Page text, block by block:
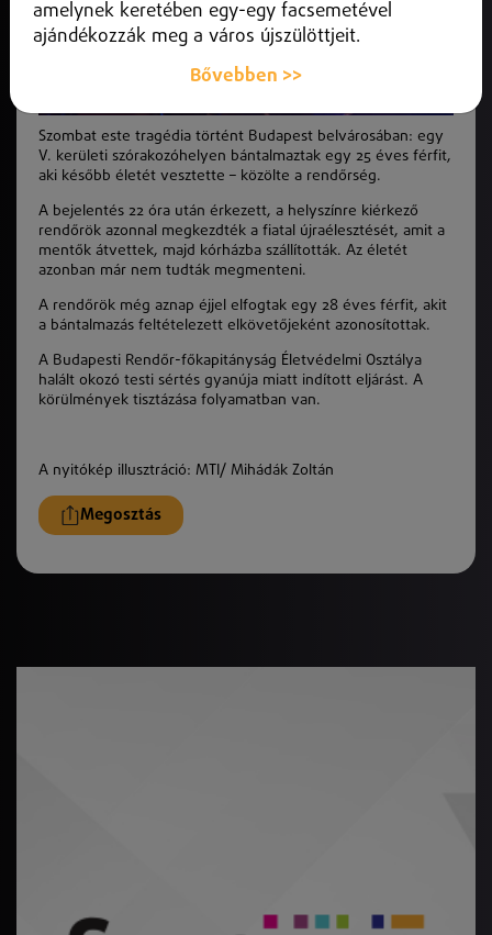
Szombat este tragédia történt Budapest belvárosában: egy
V. kerületi szórakozóhelyen bántalmaztak egy 25 éves férfit,
aki később életét vesztette – közölte a rendőrség.
A bejelentés 22 óra után érkezett, a helyszínre kiérkező
rendőrök azonnal megkezdték a fiatal újraélesztését, amit a
mentők átvettek, majd kórházba szállították. Az életét
azonban már nem tudták megmenteni.
A rendőrök még aznap éjjel elfogtak egy 28 éves férfit, akit
a bántalmazás feltételezett elkövetőjeként azonosítottak.
A Budapesti Rendőr-főkapitányság Életvédelmi Osztálya
halált okozó testi sértés gyanúja miatt indított eljárást. A
körülmények tisztázása folyamatban van.
A nyitókép illusztráció: MTI/ Mihádák Zoltán
Megosztás
amelynek keretében egy-egy facsemetével
ajándékozzák meg a város újszülöttjeit.
Bővebben >>